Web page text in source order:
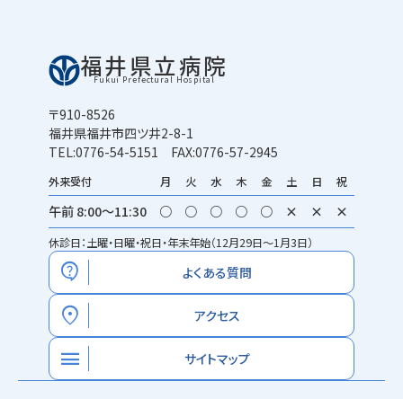
福井県立病院
Fukui Prefectural Hospital
〒910-8526
福井県福井市四ツ井2-8-1
TEL:0776-54-5151 FAX:0776-57-2945
外来受付 月 火 水 木 金 土 日 祝
午前 8:00～11:30 ○ ○ ○ ○ ○ × × ×
休診日：土曜・日曜・祝日・年末年始（12月29日～1月3日）
contact_support よくある質問
location_on アクセス
menu サイトマップ